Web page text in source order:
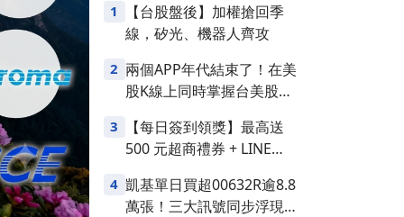
1
【台股盤後】加權搶回季
線，矽光、機器人齊攻
2 兩個APP年代結束了！在美
股K線上同時掌握台美股損
3
【每日簽到領獎】最高送
500 元超商禮券 + LINE
4 凱基單日買超00632R逾8.8
萬張！三大訊號同步浮現，